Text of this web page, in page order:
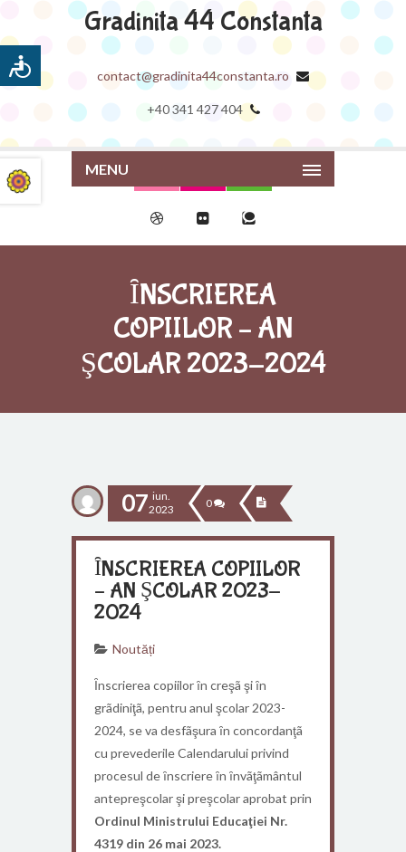
Gradinita 44 Constanta
contact@gradinita44constanta.ro
+40 341 427 404
MENU
ȊNSCRIEREA
COPIILOR – AN
ŞCOLAR 2023-2024
07 iun.
2023
0
ȊNSCRIEREA COPIILOR
– AN ŞCOLAR 2023-
2024
Noutăți
Ȋnscrierea copiilor ȋn creşã şi ȋn
grãdiniţã, pentru anul şcolar 2023-
2024, se va desfãşura ȋn concordanţã
cu prevederile Calendarului privind
procesul de ȋnscriere ȋn ȋnvãţãmântul
antepreşcolar şi preşcolar aprobat prin
Ordinul Ministrului Educaţiei Nr.
4319 din 26 mai 2023.